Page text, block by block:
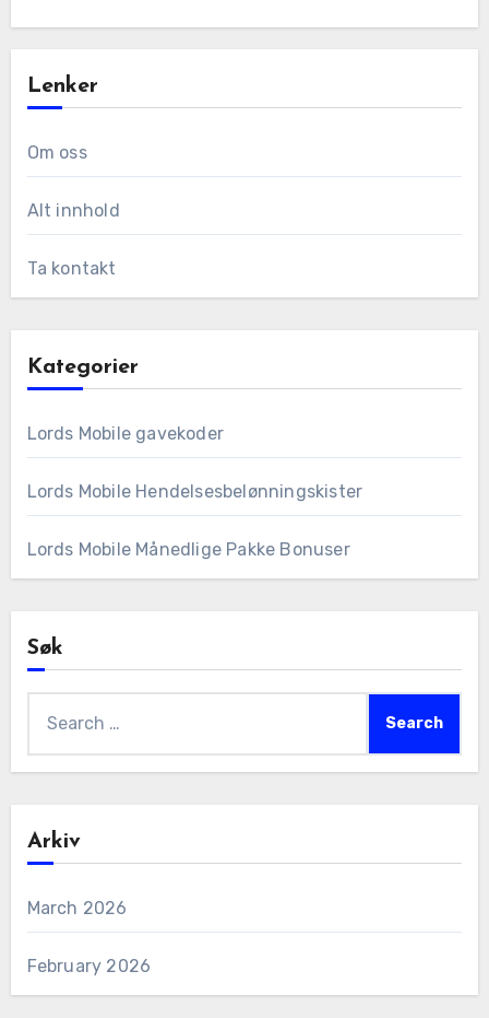
Lenker
Om oss
Alt innhold
Ta kontakt
Kategorier
Lords Mobile gavekoder
Lords Mobile Hendelsesbelønningskister
Lords Mobile Månedlige Pakke Bonuser
Søk
Arkiv
March 2026
February 2026